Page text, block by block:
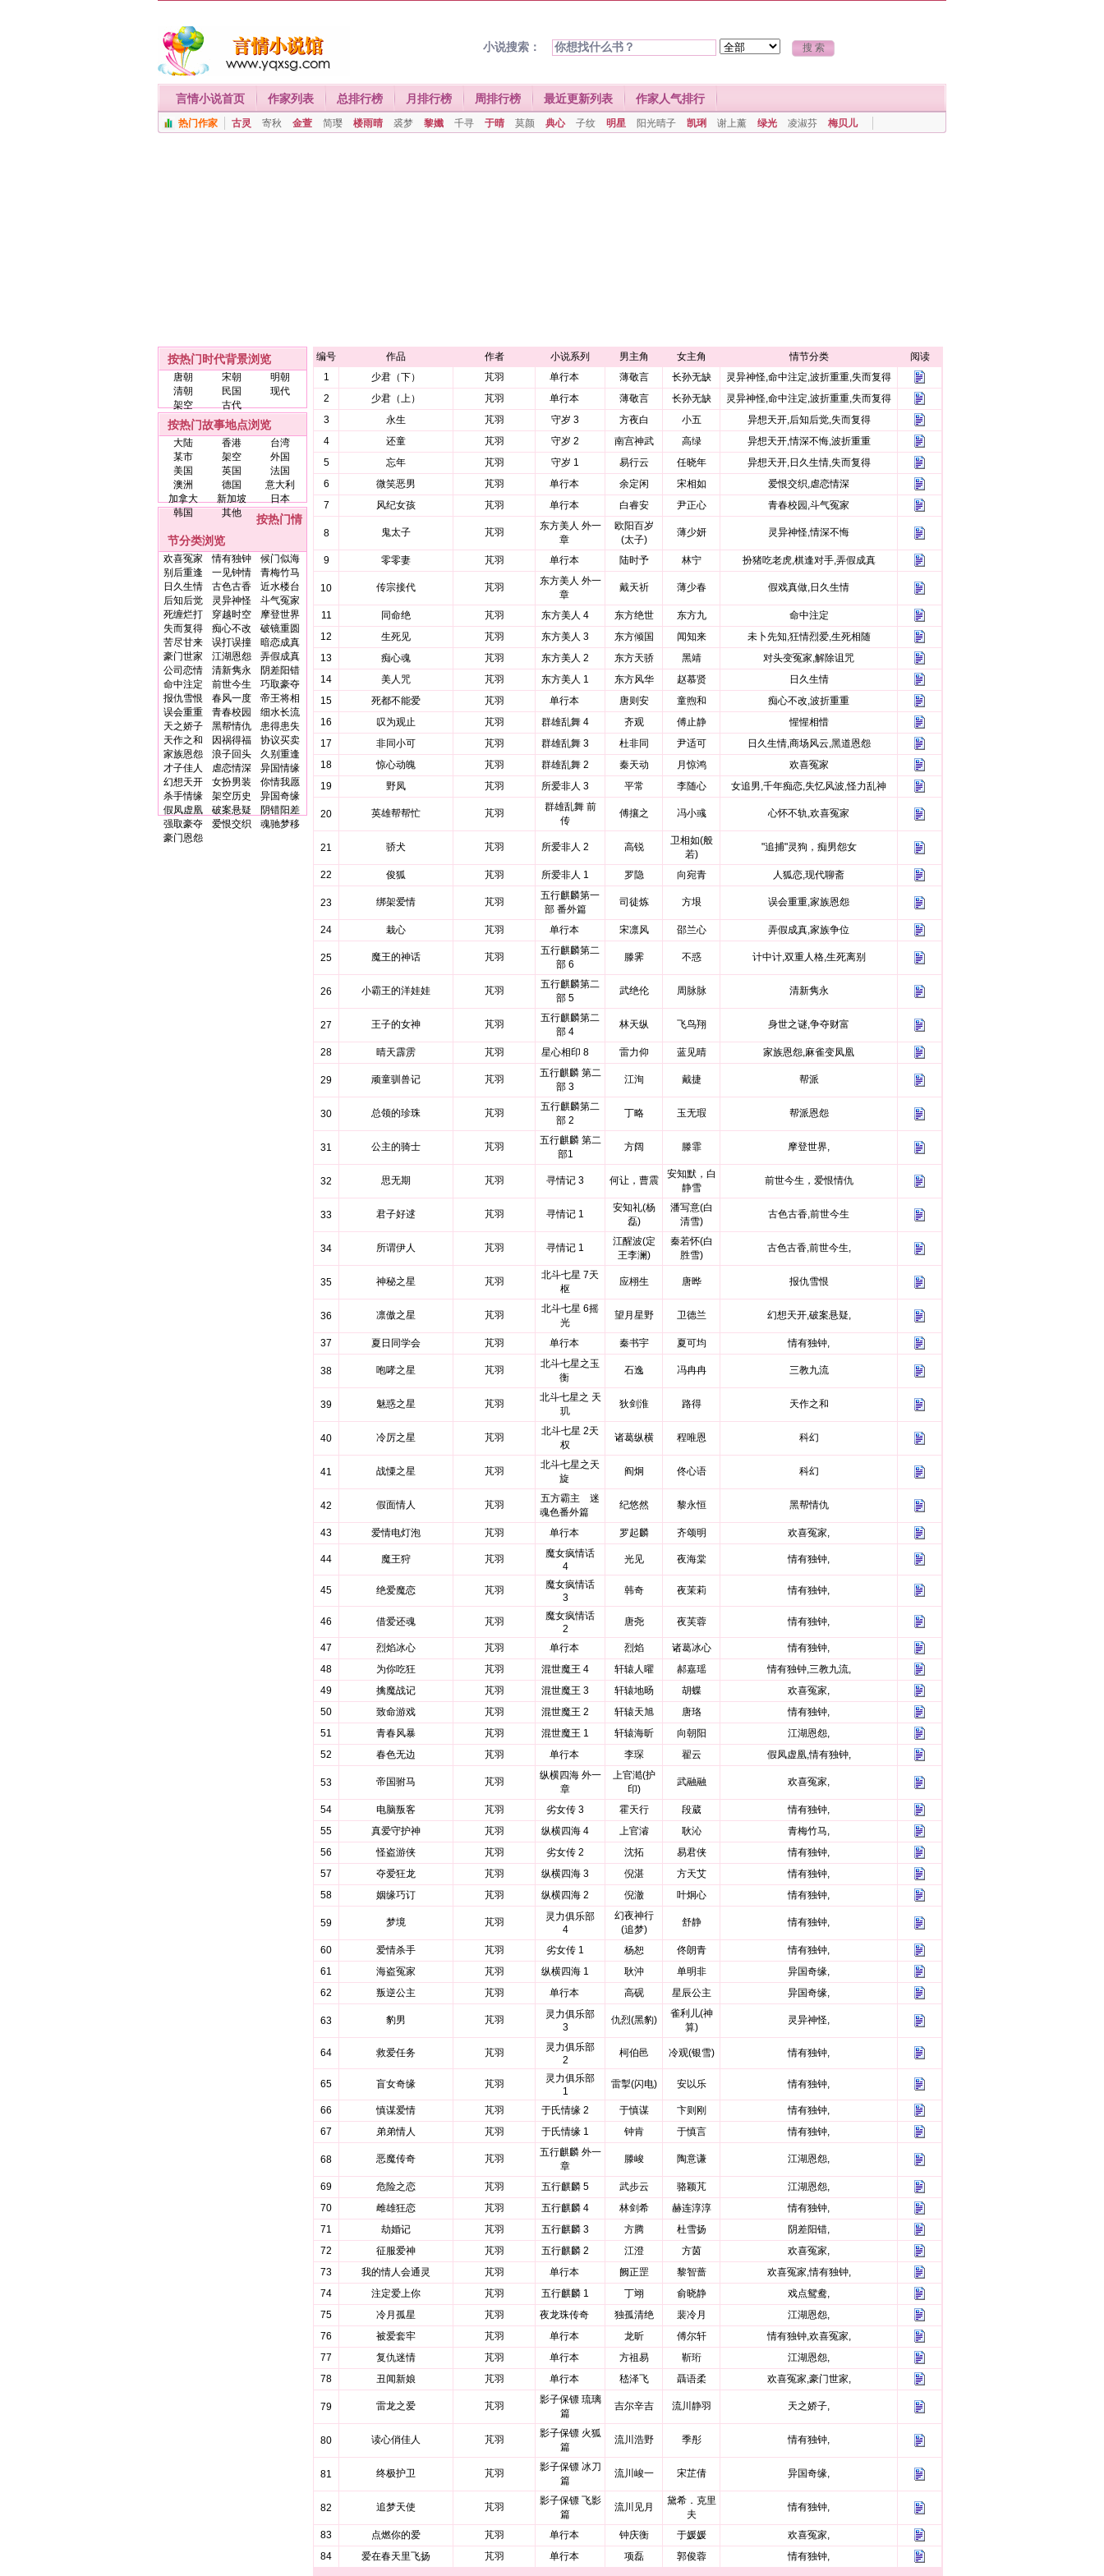
小说搜索：
言情小说首页 作家列表 总排行榜 月排行榜 周排行榜 最近更新列表 作家人气排行
热门作家 古灵 寄秋 金萱 简璎 楼雨晴 裘梦 黎孅 千寻 于晴 莫颜 典心 子纹 明星 阳光晴子 凯琍 谢上薰 绿光 凌淑芬 梅贝儿
按热门时代背景浏览
唐朝 宋朝
明朝
清朝
民国
现代
架空
古代
按热门故事地点浏览
大陆 香港
台湾
某市
架空
外国
美国
英国
法国
澳洲
德国
意大利
加拿大
新加坡
日本
韩国
其他
按热门情
节分类浏览
欢喜冤家 情有独钟
候门似海
别后重逢
一见钟情
青梅竹马
日久生情
古色古香
近水楼台
后知后觉
灵异神怪
斗气冤家
死缠烂打
穿越时空
摩登世界
失而复得
痴心不改
破镜重圆
苦尽甘来
误打误撞
暗恋成真
豪门世家
江湖恩怨
弄假成真
公司恋情
清新隽永
阴差阳错
命中注定
前世今生
巧取豪夺
报仇雪恨
春风一度
帝王将相
误会重重
青春校园
细水长流
天之娇子
黑帮情仇
患得患失
天作之和
因祸得福
协议买卖
家族恩怨
浪子回头
久别重逢
才子佳人
虐恋情深
异国情缘
幻想天开
女扮男装
你情我愿
杀手情缘
架空历史
异国奇缘
假凤虚凰
破案悬疑
阴错阳差
强取豪夺
爱恨交织
魂驰梦移
豪门恩怨
编号 作品 作者 小说系列 男主角 女主角 情节分类
阅读
1
少君（下） 芃羽 单行本 薄敬言 长孙无缺
灵异神怪,命中注定,波折重重,失而复得
2
少君（上） 芃羽 单行本 薄敬言 长孙无缺
灵异神怪,命中注定,波折重重,失而复得
3
永生 芃羽 守岁 3 方夜白 小五
异想天开,后知后觉,失而复得
4
还童 芃羽 守岁 2 南宫神武 高绿
异想天开,情深不悔,波折重重
5
忘年 芃羽 守岁 1 易行云 任晓年
异想天开,日久生情,失而复得
6
微笑恶男 芃羽 单行本 余定闲 宋相如
爱恨交织,虐恋情深
7
风纪女孩 芃羽 单行本 白睿安 尹正心 青春校园,斗气冤家
8 鬼太子 芃羽
东方美人 外一
章
欧阳百岁
(太子)
薄少妍 灵异神怪,情深不悔
9 零零妻 芃羽 单行本 陆时予 林宁 扮猪吃老虎,棋逢对手,弄假成真
10 传宗接代 芃羽
东方美人 外一
章
戴天祈 薄少春 假戏真做,日久生情
11 同命绝 芃羽 东方美人 4 东方绝世 东方九
命中注定
12
生死见 芃羽 东方美人 3 东方倾国 闻知来
未卜先知,狂情烈爱,生死相随
13
痴心魂 芃羽 东方美人 2 东方天骄 黑靖
对头变冤家,解除诅咒
14
美人咒 芃羽 东方美人 1 东方风华 赵慕贤
日久生情
15
死都不能爱 芃羽 单行本 唐则安 童煦和
痴心不改,波折重重
16
叹为观止 芃羽 群雄乱舞 4 齐观 傅止静
惺惺相惜
17
非同小可 芃羽 群雄乱舞 3 杜非同 尹适可
日久生情,商场风云,黑道恩怨
18
惊心动魄 芃羽 群雄乱舞 2 秦天动 月惊鸿
欢喜冤家
19
野凤 芃羽 所爱非人 3 平常 李随心 女追男,千年痴恋,失忆风波,怪力乱神
20 英雄帮帮忙 芃羽
群雄乱舞 前
传
傅攘之 冯小彧 心怀不轨,欢喜冤家
21 骄犬 芃羽 所爱非人 2 高锐
卫相如(般
若)
"追捕"灵狗，痴男怨女
22 俊狐 芃羽 所爱非人 1 罗隐 向宛青 人狐恋,现代聊斋
23 绑架爱情 芃羽
五行麒麟第一
部 番外篇
司徒炼 方垠 误会重重,家族恩怨
24 栽心 芃羽 单行本 宋凛风 邵兰心 弄假成真,家族争位
25 魔王的神话 芃羽
五行麒麟第二
部 6
滕霁 不惑 计中计,双重人格,生死离别
26 小霸王的洋娃娃 芃羽
五行麒麟第二
部 5
武绝伦 周脉脉 清新隽永
27 王子的女神 芃羽
五行麒麟第二
部 4
林天纵 飞鸟翔 身世之谜,争夺财富
28 晴天霹雳 芃羽 星心相印 8 雷力仰 蓝见晴 家族恩怨,麻雀变凤凰
29 顽童驯兽记 芃羽
五行麒麟 第二
部 3
江洵 戴捷 帮派
30 总领的珍珠 芃羽
五行麒麟第二
部 2
丁略 玉无瑕 帮派恩怨
31 公主的骑士 芃羽
五行麒麟 第二
部1
方阔 滕霏 摩登世界,
32 思无期 芃羽 寻情记 3 何让，曹震
安知默，白
静雪
前世今生，爱恨情仇
33 君子好逑 芃羽 寻情记 1
安知礼(杨
磊)
潘写意(白
清雪)
古色古香,前世今生
34 所谓伊人 芃羽 寻情记 1
江醒波(定
王李澜)
秦若怀(白
胜雪)
古色古香,前世今生,
35 神秘之星 芃羽
北斗七星 7天
枢
应栩生 唐晔 报仇雪恨
36 凛傲之星 芃羽
北斗七星 6摇
光
望月星野 卫德兰 幻想天开,破案悬疑,
37 夏日同学会 芃羽 单行本 秦书宇 夏可均 情有独钟,
38 咆哮之星 芃羽
北斗七星之玉
衡
石逸 冯冉冉 三教九流
39 魅惑之星 芃羽
北斗七星之 天
玑
狄剑淮 路得 天作之和
40 冷厉之星 芃羽
北斗七星 2天
权
诸葛纵横 程唯恩 科幻
41 战憟之星 芃羽
北斗七星之天
旋
阎炯 佟心语 科幻
42 假面情人 芃羽
五方霸主 迷
魂色番外篇
纪悠然 黎永恒 黑帮情仇
43 爱情电灯泡 芃羽 单行本 罗起麟 齐颂明 欢喜冤家,
44 魔王狩 芃羽
魔女疯情话
4
光见 夜海棠 情有独钟,
45 绝爱魔恋 芃羽
魔女疯情话
3
韩奇 夜茉莉 情有独钟,
46 借爱还魂 芃羽
魔女疯情话
2
唐尧 夜芙蓉 情有独钟,
47 烈焰冰心 芃羽 单行本 烈焰 诸葛冰心
情有独钟,
48
为你吃狂 芃羽 混世魔王 4 轩辕人曜 郝嘉瑶
情有独钟,三教九流,
49
擒魔战记 芃羽 混世魔王 3 轩辕地旸 胡蝶
欢喜冤家,
50
致命游戏 芃羽 混世魔王 2 轩辕天旭 唐珞
情有独钟,
51
青春风暴 芃羽 混世魔王 1 轩辕海昕 向朝阳
江湖恩怨,
52
春色无边 芃羽 单行本 李琛 翟云 假凤虚凰,情有独钟,
53 帝国驸马 芃羽
纵横四海 外一
章
上官澔(护
印)
武融融 欢喜冤家,
54 电脑叛客 芃羽 劣女传 3 霍天行 段葳
情有独钟,
55
真爱守护神 芃羽 纵横四海 4 上官濬 耿沁
青梅竹马,
56
怪盗游侠 芃羽 劣女传 2 沈拓 易君侠
情有独钟,
57
夺爱狂龙 芃羽 纵横四海 3 倪湛 方天艾
情有独钟,
58
姻缘巧订 芃羽 纵横四海 2 倪澈 叶炯心 情有独钟,
59 梦境 芃羽
灵力俱乐部
4
幻夜神行
(追梦)
舒静 情有独钟,
60 爱情杀手 芃羽 劣女传 1 杨恕 佟朗青
情有独钟,
61
海盗冤家 芃羽 纵横四海 1 耿沖 单明非
异国奇缘,
62
叛逆公主 芃羽 单行本 高砚 星辰公主 异国奇缘,
63 豹男 芃羽
灵力俱乐部
3
仇烈(黑豹)
雀利儿(神
算)
灵异神怪,
64 救爱任务 芃羽
灵力俱乐部
2
柯伯邑 冷观(银雪) 情有独钟,
65 盲女奇缘 芃羽
灵力俱乐部
1
雷掣(闪电) 安以乐 情有独钟,
66 慎谋爱情 芃羽 于氏情缘 2 于慎谋 卞则刚
情有独钟,
67
弟弟情人 芃羽 于氏情缘 1 钟肯 于慎言 情有独钟,
68 恶魔传奇 芃羽
五行麒麟 外一
章
滕峻 陶意谦 江湖恩怨,
69 危险之恋 芃羽 五行麒麟 5 武步云 骆颖芃
江湖恩怨,
70
雌雄狂恋 芃羽 五行麒麟 4 林剑希 赫连淳淳
情有独钟,
71
劫婚记 芃羽 五行麒麟 3 方腾 杜雪扬
阴差阳错,
72
征服爱神 芃羽 五行麒麟 2 江澄 方茵
欢喜冤家,
73
我的情人会通灵 芃羽 单行本 阙正罡 黎智蔷
欢喜冤家,情有独钟,
74
注定爱上你 芃羽 五行麒麟 1 丁翊 俞晓静
戏点鸳鸯,
75
冷月孤星 芃羽 夜龙珠传奇 独孤清绝 裴冷月
江湖恩怨,
76
被爱套牢 芃羽 单行本 龙昕 傅尔轩
情有独钟,欢喜冤家,
77
复仇迷情 芃羽 单行本 方祖易 靳珩
江湖恩怨,
78
丑闻新娘 芃羽 单行本 嵇泽飞 聶语柔 欢喜冤家,豪门世家,
79 雷龙之爱 芃羽
影子保镖 琉璃
篇
吉尔辛吉 流川静羽 天之娇子,
80 读心俏佳人 芃羽
影子保镖 火狐
篇
流川浩野 季彤 情有独钟,
81 终极护卫 芃羽
影子保镖 冰刀
篇
流川峻一 宋芷倩 异国奇缘,
82 追梦天使 芃羽
影子保镖 飞影
篇
流川见月
黛希．克里
夫
情有独钟,
83 点燃你的爱 芃羽 单行本 钟庆衡 于媛媛
欢喜冤家,
84
爱在春天里飞扬 芃羽 单行本 项磊 郭俊蓉 情有独钟,